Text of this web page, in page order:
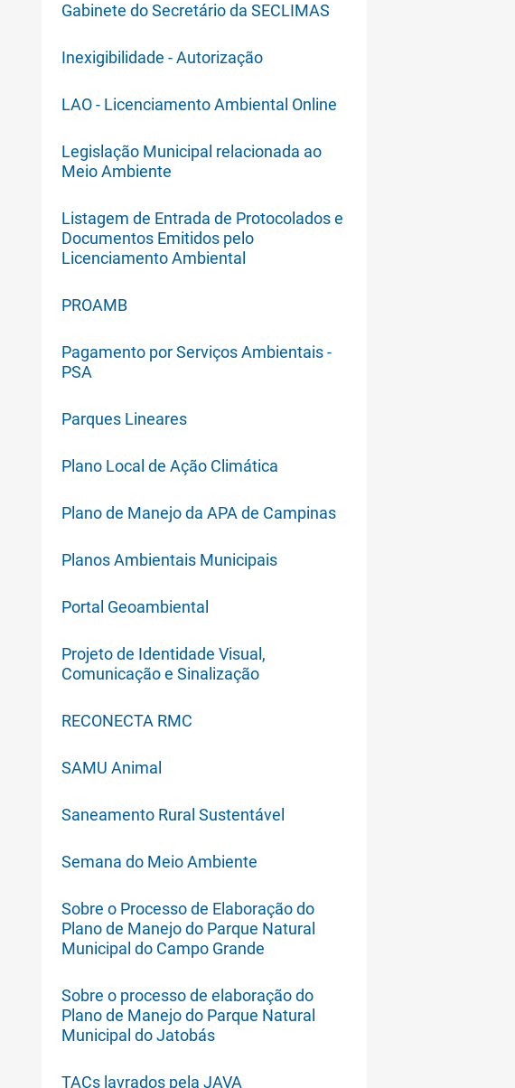
Gabinete do Secretário da SECLIMAS
Inexigibilidade - Autorização
LAO - Licenciamento Ambiental Online
Legislação Municipal relacionada ao
Meio Ambiente
Listagem de Entrada de Protocolados e
Documentos Emitidos pelo
Licenciamento Ambiental
PROAMB
Pagamento por Serviços Ambientais -
PSA
Parques Lineares
Plano Local de Ação Climática
Plano de Manejo da APA de Campinas
Planos Ambientais Municipais
Portal Geoambiental
Projeto de Identidade Visual,
Comunicação e Sinalização
RECONECTA RMC
SAMU Animal
Saneamento Rural Sustentável
Semana do Meio Ambiente
Sobre o Processo de Elaboração do
Plano de Manejo do Parque Natural
Municipal do Campo Grande
Sobre o processo de elaboração do
Plano de Manejo do Parque Natural
Municipal do Jatobás
TACs lavrados pela JAVA